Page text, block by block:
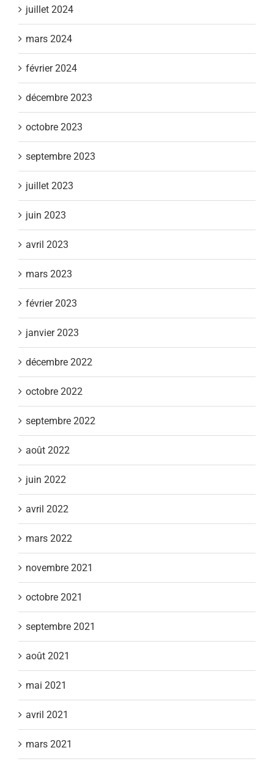
juillet 2024
mars 2024
février 2024
décembre 2023
octobre 2023
septembre 2023
juillet 2023
juin 2023
avril 2023
mars 2023
février 2023
janvier 2023
décembre 2022
octobre 2022
septembre 2022
août 2022
juin 2022
avril 2022
mars 2022
novembre 2021
octobre 2021
septembre 2021
août 2021
mai 2021
avril 2021
mars 2021